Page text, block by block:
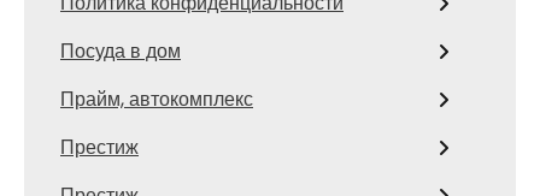
Посуда в дом
Прайм, автокомплекс
Престиж